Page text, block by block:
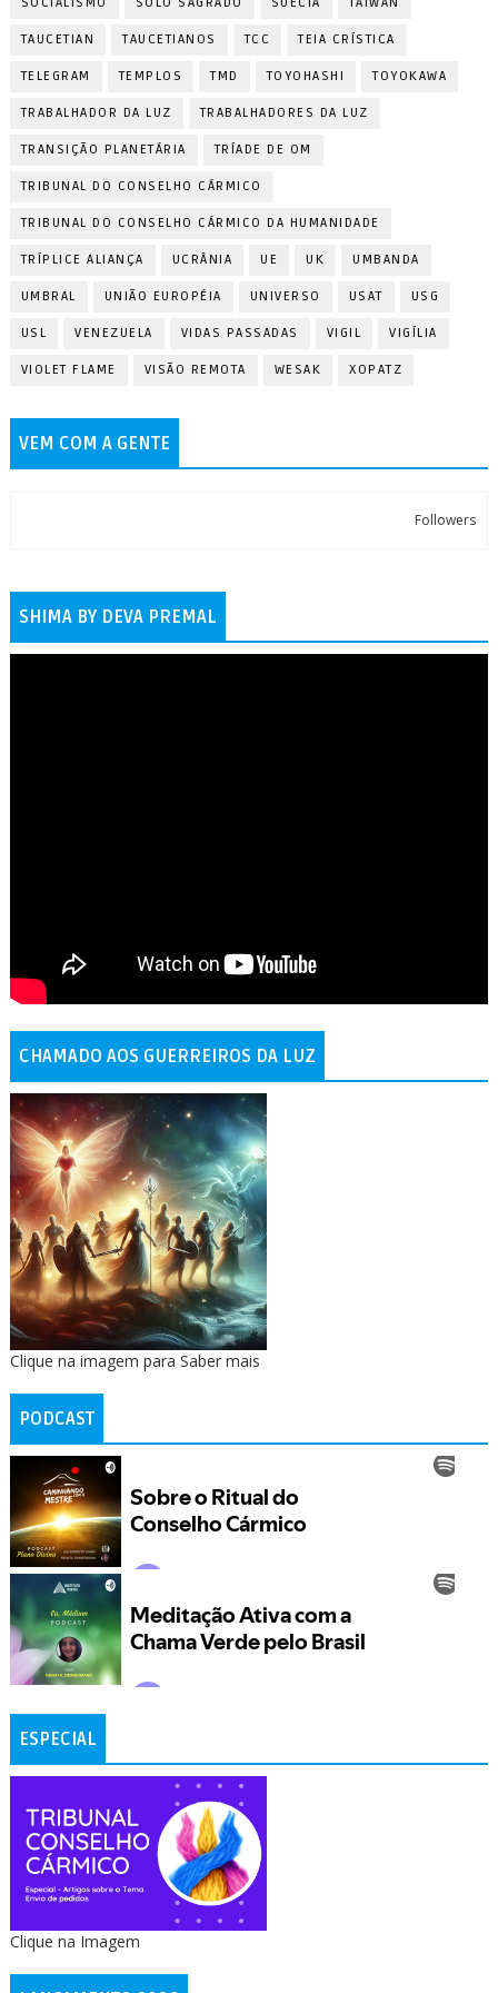
TAUCETIAN TAUCETIANOS TCC TEIA CRÍSTICA
TELEGRAM TEMPLOS TMD TOYOHASHI TOYOKAWA
TRABALHADOR DA LUZ TRABALHADORES DA LUZ
TRANSIÇÃO PLANETÁRIA TRÍADE DE OM
TRIBUNAL DO CONSELHO CÁRMICO
TRIBUNAL DO CONSELHO CÁRMICO DA HUMANIDADE
TRÍPLICE ALIANÇA UCRÂNIA UE UK UMBANDA
UMBRAL UNIÃO EUROPÉIA UNIVERSO USAT USG
USL VENEZUELA VIDAS PASSADAS VIGIL VIGÍLIA
VIOLET FLAME VISÃO REMOTA WESAK XOPATZ
VEM COM A GENTE
Followers
SHIMA BY DEVA PREMAL
CHAMADO AOS GUERREIROS DA LUZ
Clique na imagem para Saber mais
PODCAST
ESPECIAL
Clique na Imagem